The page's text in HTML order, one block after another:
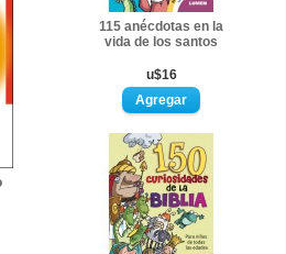
115 anécdotas en la
vida de los santos
u$16